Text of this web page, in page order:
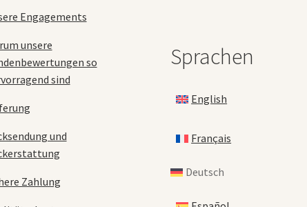
Engagements
unsere
so
sind
und
Zahlung
Sprachen
English
Français
Deutsch